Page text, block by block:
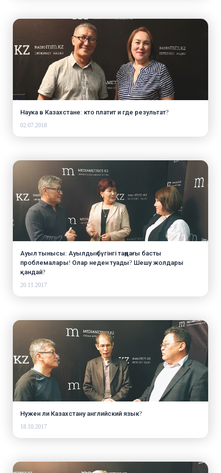
Наука в Казахстане: кто платит и где результат?
02.07.2018
Ауыл тынысы: Ауылдың бүгінгі таңдағы басты
проблемалары! Олар неден туады? Шешу жолдары
қандай?
20.11.2017
Нужен ли Казахстану английский язык?
18.10.2017